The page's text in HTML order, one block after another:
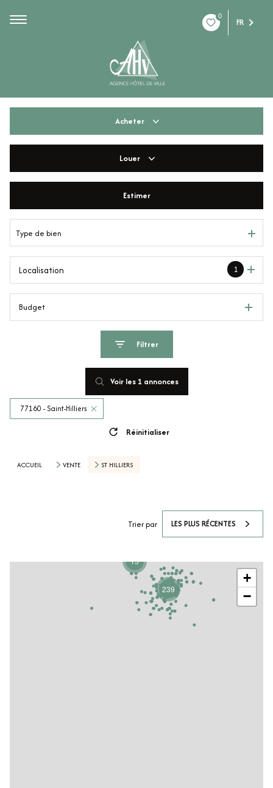
0
FR
Acheter
De l'immo pro
Louer
De l'immo pro
Estimer
Type de bien
1
Localisation
Budget
Filtrer
Voir les 1 annonces
77160 - Saint-Hilliers
Réinitialiser
ACCUEIL VENTE ST HILLIERS
Trier par LES PLUS RÉCENTES
15
239
+
−